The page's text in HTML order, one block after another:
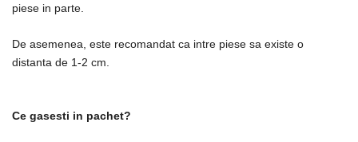
piese in parte.
De asemenea, este recomandat ca intre piese sa existe o
distanta de 1-2 cm.
Ce gasesti in pachet?